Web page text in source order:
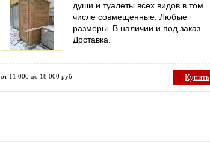
души и туалеты всех видов в том
числе совмещенные. Любые
размеры. В наличии и под заказ.
Доставка.
от 11 000 до 18 000 руб Купить